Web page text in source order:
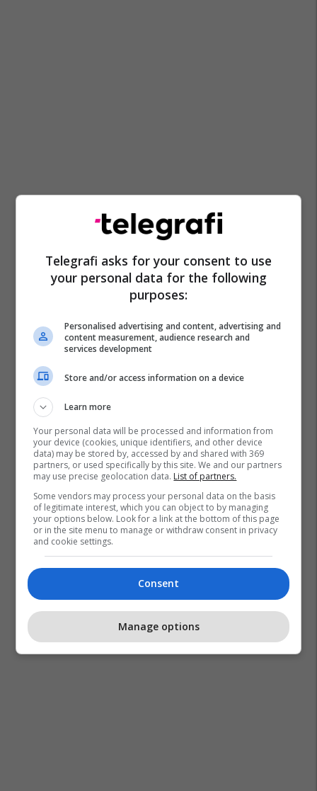
Jude Bellingham
Kombëtarja E Anglisë
Kampionati Botëror 2026
Telegrafi asks for your consent to use
your personal data for the following
purposes:
Personalised advertising and content, advertising and
content measurement, audience research and
services development
Store and/or access information on a device
Learn more
Your personal data will be processed and information from
your device (cookies, unique identifiers, and other device
data) may be stored by, accessed by and shared with 369
partners, or used specifically by this site. We and our partners
may use precise geolocation data. List of partners.
Some vendors may process your personal data on the basis
of legitimate interest, which you can object to by managing
your options below. Look for a link at the bottom of this page
or in the site menu to manage or withdraw consent in privacy
and cookie settings.
Consent
Manage options